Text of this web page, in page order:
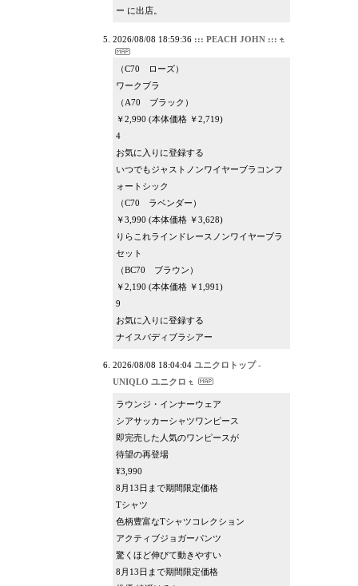
ー に出店。
2026/08/08 18:59:36 ::: PEACH JOHN :::
（C70 ローズ）
ワークブラ
（A70 ブラック）
￥2,990 (本体価格 ￥2,719)
4
お気に入りに登録する
いつでもジャストノンワイヤーブラコンフ
ォートシック
（C70 ラベンダー）
￥3,990 (本体価格 ￥3,628)
りらこれラインドレースノンワイヤーブラ
セット
（BC70 ブラウン）
￥2,190 (本体価格 ￥1,991)
9
お気に入りに登録する
ナイスバディブラシアー
2026/08/08 18:04:04 ユニクロトップ -
UNIQLO ユニクロ
ラウンジ・インナーウェア
シアサッカーシャツワンピース
即完売した人気のワンピースが
待望の再登場
¥3,990
8月13日まで期間限定価格
Tシャツ
色柄豊富なTシャツコレクション
アクティブジョガーパンツ
驚くほど伸びて動きやすい
8月13日まで期間限定価格